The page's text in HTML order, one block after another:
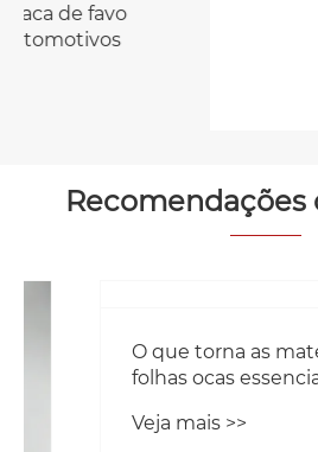
Caixa de rotatividade de
cortina à prova de poeira
Recomendações